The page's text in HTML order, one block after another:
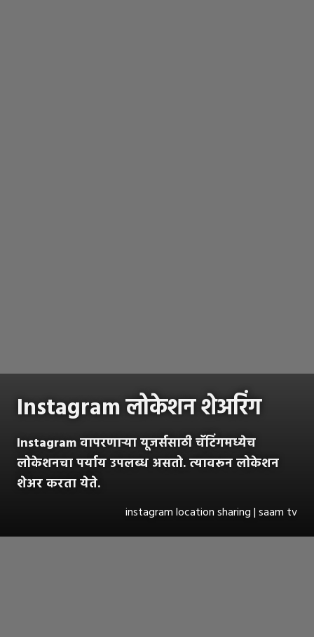
Instagram लोकेशन शेअरिंग
Instagram वापरणाऱ्या यूजर्ससाठी चॅटिंगमध्येच
लोकेशनचा पर्याय उपलब्ध असतो. त्यावरून लोकेशन
शेअर करता येते.
instagram location sharing | saam tv